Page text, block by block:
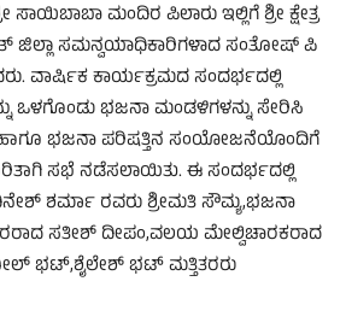
ಸಾಯಿಬಾಬಾ ಮಂದಿರ ಪಿಲಾರು ಇಲ್ಲಿಗೆ ಶ್ರೀ ಕ್ಷೇತ್ರ
ಜಿಲ್ಲಾ ಸಮನ್ವಯಾಧಿಕಾರಿಗಳಾದ ಸಂತೋಷ್ ಪಿ
ವಾರ್ಷಿಕ ಕಾರ್ಯಕ್ರಮದ ಸಂದರ್ಭದಲ್ಲಿ
ಒಳಗೊಂಡು ಭಜನಾ ಮಂಡಳಿಗಳನ್ನು ಸೇರಿಸಿ
ಭಜನಾ ಪರಿಷತ್ತಿನ ಸಂಯೋಜನೆಯೊಂದಿಗೆ
ಸಭೆ ನಡೆಸಲಾಯಿತು. ಈ ಸಂದರ್ಭದಲ್ಲಿ
ಶರ್ಮಾ ರವರು ಶ್ರೀಮತಿ ಸೌಮ್ಯ,ಭಜನಾ
ಸತೀಶ್ ದೀಪಂ,ವಲಯ ಮೇಲ್ವಿಚಾರಕರಾದ
ಭಟ್,ಶೈಲೇಶ್ ಭಟ್ ಮತ್ತಿತರರು